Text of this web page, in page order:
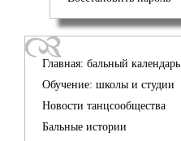
Главная: бальный календарь
Обучение: школы и студии
Новости танцсообщества
Бальные истории